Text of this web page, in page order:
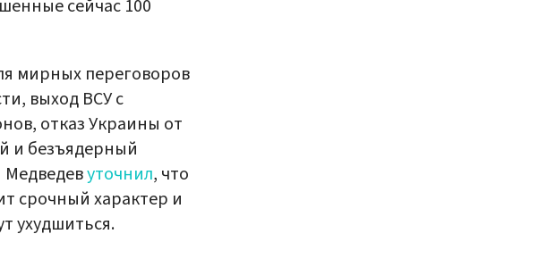
сейчас 100
мирных переговоров
выход ВСУ с
отказ Украины от
и безъядерный
Медведевуточнил, что
срочный характер и
ухудшиться.